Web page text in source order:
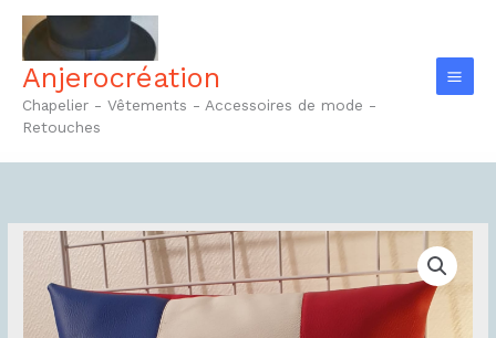
Aller
contenuAnjerocréation
Chapelier - Vêtements - Accessoires de mode -
Retouches
quantité
de
Coussin
Réf4